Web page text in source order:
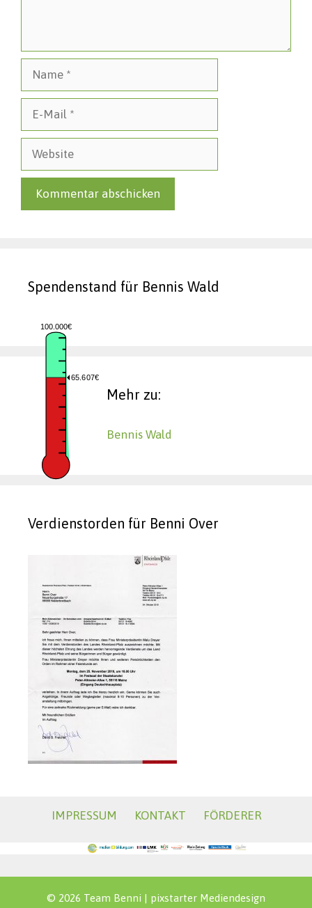
Mail
Spendenstand für Bennis Wald
100.000€
65.607€
Mehr zu:
Bennis Wald
Verdienstorden für Benni Over
IMPRESSUM KONTAKT FÖRDERER
© 2026 Team Benni | pixstarter Mediendesign